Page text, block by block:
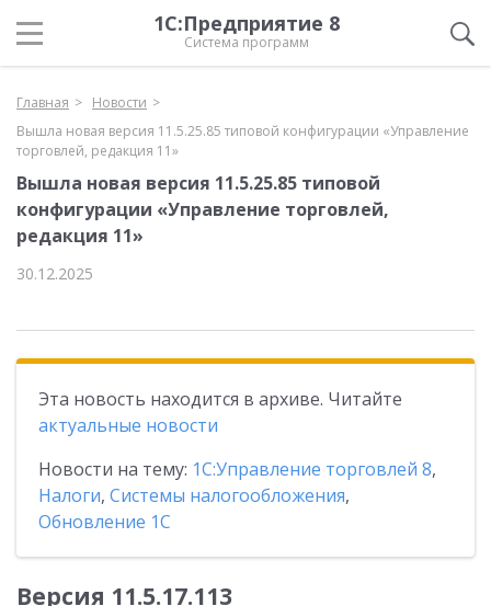
1С:Предприятие 8
Система программ
Главная
Новости
Вышла новая версия 11.5.25.85 типовой конфигурации «Управление
торговлей, редакция 11»
Вышла новая версия 11.5.25.85 типовой
конфигурации «Управление торговлей,
редакция 11»
30.12.2025
Эта новость находится в архиве. Читайте
актуальные новости
Новости на тему: 1С:Управление торговлей 8,
Налоги, Системы налогообложения,
Обновление 1С
Версия 11.5.17.113